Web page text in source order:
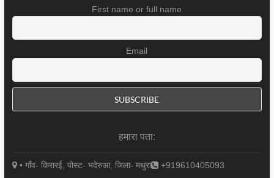
First name or full name
Email
हमारा पता:
• गाँव- किरारई, पोस्ट- भदेरुआ, जिला- मथुरा
+919610405093